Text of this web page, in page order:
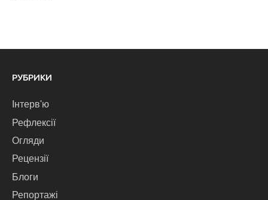
РУБРИКИ
Інтерв'ю
Рефлексії
Огляди
Рецензії
Блоги
Репортажі